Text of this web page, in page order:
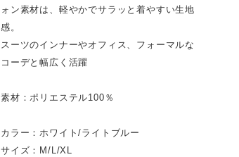
ォン素材は、軽やかでサラッと着やすい生地
感。
スーツのインナーやオフィス、フォーマルな
コーデと幅広く活躍
素材：ポリエステル100％
カラー：ホワイト/ライトブルー
サイズ：M/L/XL